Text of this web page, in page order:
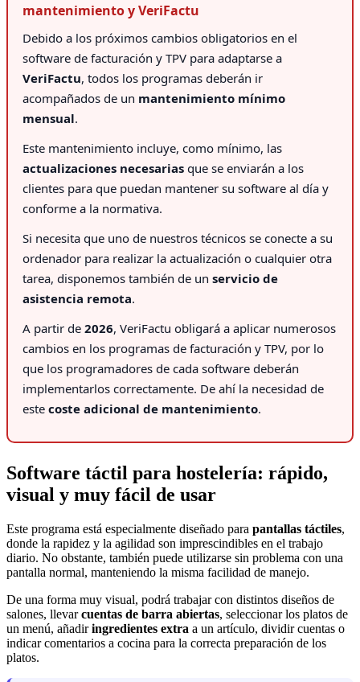
mantenimiento y VeriFactu
Debido a los próximos cambios obligatorios en el
software de facturación y TPV para adaptarse a
VeriFactu, todos los programas deberán ir
acompañados de un mantenimiento mínimo
mensual.
Este mantenimiento incluye, como mínimo, las
actualizaciones necesarias que se enviarán a los
clientes para que puedan mantener su software al día y
conforme a la normativa.
Si necesita que uno de nuestros técnicos se conecte a su
ordenador para realizar la actualización o cualquier otra
tarea, disponemos también de un servicio de
asistencia remota.
A partir de 2026, VeriFactu obligará a aplicar numerosos
cambios en los programas de facturación y TPV, por lo
que los programadores de cada software deberán
implementarlos correctamente. De ahí la necesidad de
este coste adicional de mantenimiento.
Software táctil para hostelería: rápido,
visual y muy fácil de usar
Este programa está especialmente diseñado para pantallas táctiles,
donde la rapidez y la agilidad son imprescindibles en el trabajo
diario. No obstante, también puede utilizarse sin problema con una
pantalla normal, manteniendo la misma facilidad de manejo.
De una forma muy visual, podrá trabajar con distintos diseños de
salones, llevarcuentas de barra abiertas, seleccionar los platos de
un menú, añadiringredientes extra a un artículo, dividir cuentas o
indicar comentarios a cocina para la correcta preparación de los
platos.